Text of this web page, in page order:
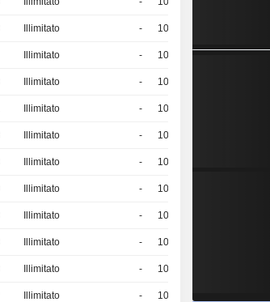
Illimitato - 100
Illimitato - 100
Illimitato - 100
Illimitato - 100
Illimitato - 100
Illimitato - 100
Illimitato - 100
Illimitato - 100
Illimitato - 100
Illimitato - 100
Illimitato - 100